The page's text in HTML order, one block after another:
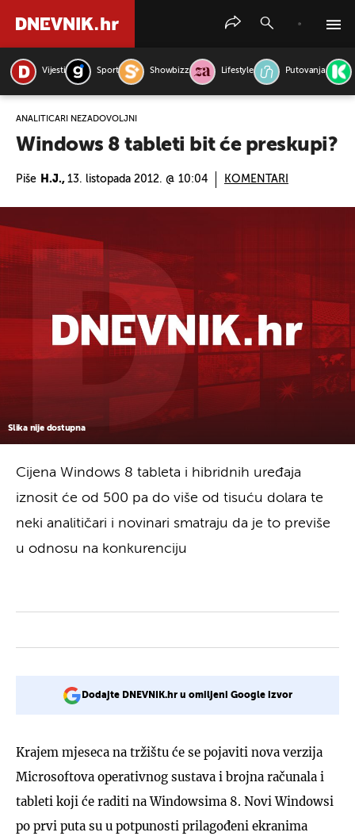
Vijesti Sport Showbizz Lifestyle Putovanja
ANALITIČARI NEZADOVOLJNI
Windows 8 tableti bit će preskupi?
Piše H.J., 13. listopada 2012. @ 10:04 KOMENTARI
Slika nije dostupna
Cijena Windows 8 tableta i hibridnih uređaja
iznosit će od 500 pa do više od tisuću dolara te
neki analitičari i novinari smatraju da je to previše
u odnosu na konkurenciju
Dodajte DNEVNIK.hr u omiljeni Google izvor
Krajem mjeseca na tržištu će se pojaviti nova verzija
Microsoftova operativnog sustava i brojna računala i
tableti koji će raditi na Windowsima 8. Novi Windowsi
po prvi puta su u potpunosti prilagođeni ekranima
PRETRAŽITE VIJESTI